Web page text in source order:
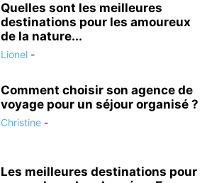
Quelles sont les meilleures
destinations pour les amoureux
de la nature...
Lionel -
Comment choisir son agence de
voyage pour un séjour organisé ?
Christine -
Les meilleures destinations pour